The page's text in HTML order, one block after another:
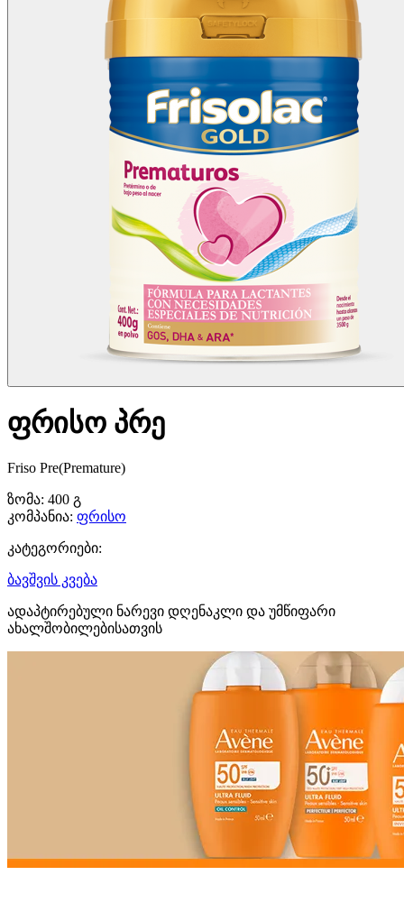
ფრისო პრე
Friso Pre(Premature)
ზომა: 400 გ
კომპანია: ფრისო
კატეგორიები:
ბავშვის კვება
ადაპტირებული ნარევი დღენაკლი და უმწიფარი
ახალშობილებისათვის